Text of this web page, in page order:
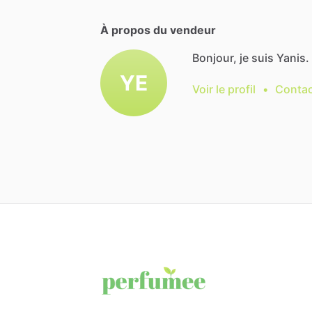
À propos du vendeur
YE
Bonjour, je suis Yanis.
Voir le profil •